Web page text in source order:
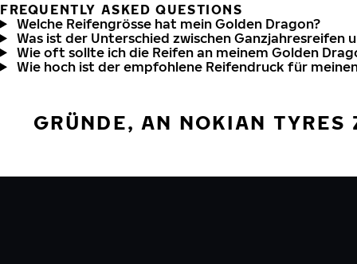
FREQUENTLY ASKED QUESTIONS
Welche Reifengrösse hat mein Golden Dragon?
Was ist der Unterschied zwischen Ganzjahresreifen
Wie oft sollte ich die Reifen an meinem Golden
Wie hoch ist der empfohlene Reifendruck für
GRÜNDE, AN NOKIAN TYRES